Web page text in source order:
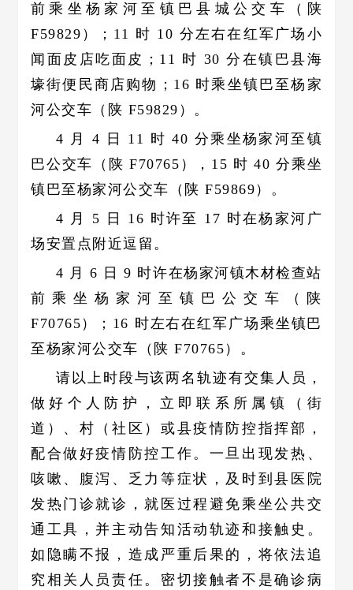
前乘坐杨家河至镇巴县城公交车（陕
F59829）；11 时 10 分左右在红军广场小
闻面皮店吃面皮；11 时 30 分在镇巴县海
壕街便民商店购物；16 时乘坐镇巴至杨家
河公交车（陕 F59829）。
4 月 4 日 11 时 40 分乘坐杨家河至镇
巴公交车（陕 F70765），15 时 40 分乘坐
镇巴至杨家河公交车（陕 F59869）。
4 月 5 日 16 时许至 17 时在杨家河广
场安置点附近逗留。
4 月 6 日 9 时许在杨家河镇木材检查站
前乘坐杨家河至镇巴公交车（陕
F70765）；16 时左右在红军广场乘坐镇巴
至杨家河公交车（陕 F70765）。
请以上时段与该两名轨迹有交集人员，
做好个人防护，立即联系所属镇（街
道）、村（社区）或县疫情防控指挥部，
配合做好疫情防控工作。一旦出现发热、
咳嗽、腹泻、乏力等症状，及时到县医院
发热门诊就诊，就医过程避免乘坐公共交
通工具，并主动告知活动轨迹和接触史。
如隐瞒不报，造成严重后果的，将依法追
究相关人员责任。密切接触者不是确诊病